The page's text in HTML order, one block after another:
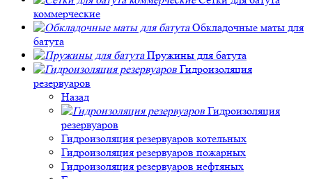
коммерческие
Обкладочные маты для
батута
Пружины для батута
Гидроизоляция
резервуаров
Назад
Гидроизоляция
резервуаров
Гидроизоляция резервуаров котельных
Гидроизоляция резервуаров пожарных
Гидроизоляция резервуаров нефтяных